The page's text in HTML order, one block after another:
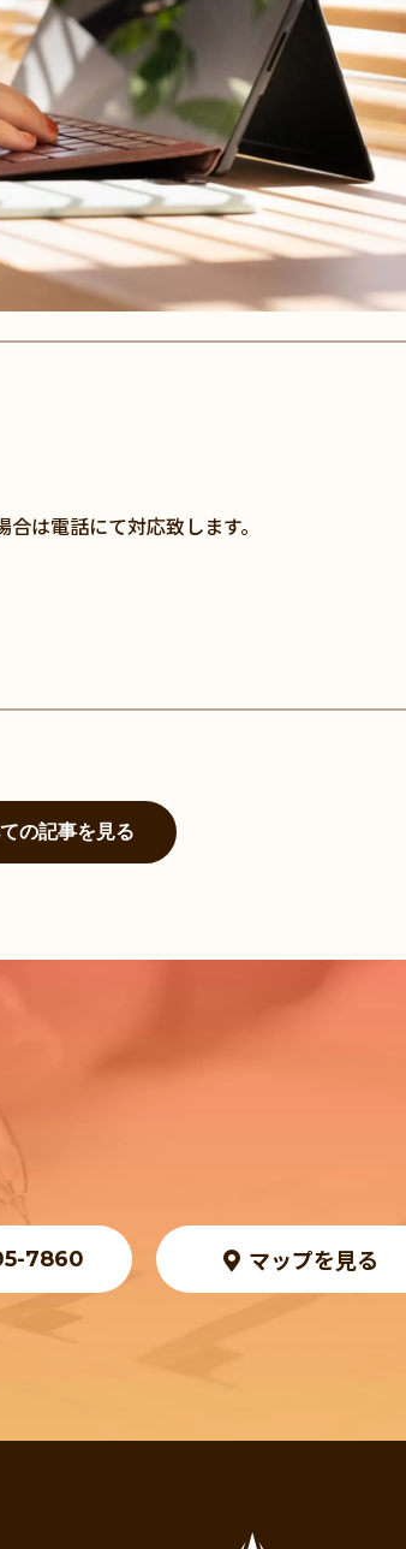
は電話にて対応致します。
の記事を見る
7860 マップを見る